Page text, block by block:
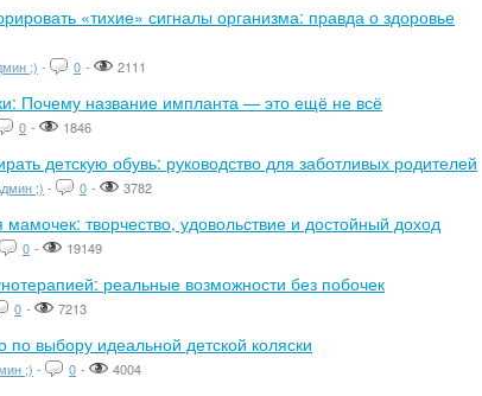
«тихие» сигналы организма: правда о здоровье
;) - 0 - 2111
Почему название импланта — это ещё не всё
0 - 1846
детскую обувь: руководство для заботливых родителей
;) - 0 - 3782
творчество, удовольствие и достойный доход
0 - 19149
реальные возможности без побочек
0 - 7213
по выбору идеальной детской коляски
;) - 0 - 4004